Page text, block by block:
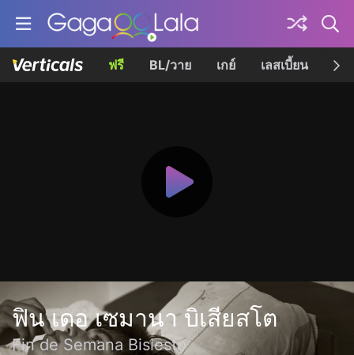
ฟรี BL/วาย เกย์ เลสเบี้ยน เค
ฟิน เดอ เซมานา บิเสียสโต
Fin de Semana Bisiesto